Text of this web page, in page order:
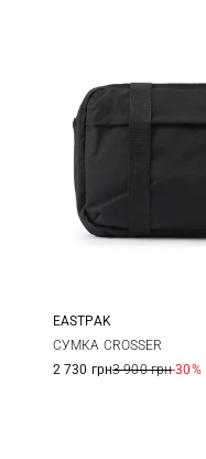
One Size
EASTPAK
СУМКА CROSSER
2 730 грн3 900 грн-30%